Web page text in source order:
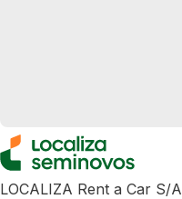
LOCALIZA Rent a Car S/A